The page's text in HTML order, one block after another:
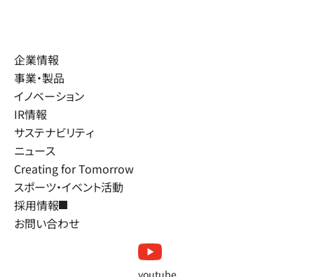
企業情報
事業・製品
イノベーション
IR情報
サステナビリティ
ニュース
Creating for Tomorrow
スポーツ・イベント活動
採用情報
お問い合わせ
youtube